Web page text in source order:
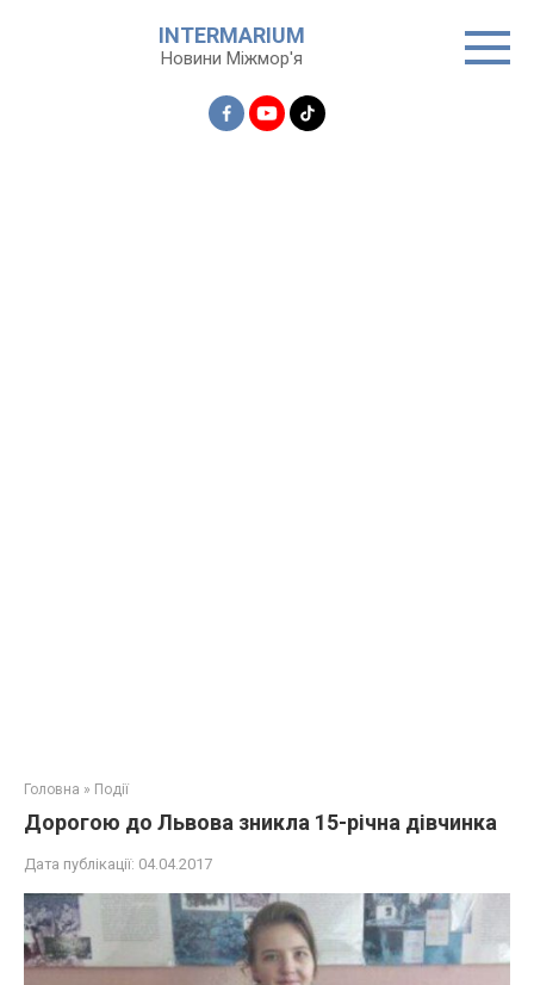
INTERMARIUM
Новини Міжмор'я
Головна » Події
Дорогою до Львова зникла 15-річна дівчинка
Дата публікації: 04.04.2017